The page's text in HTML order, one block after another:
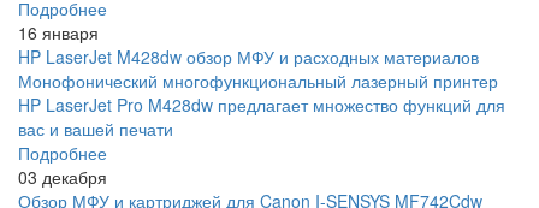
Подробнее
16 января
HP LaserJet M428dw обзор МФУ и расходных материалов
Монофонический многофункциональный лазерный принтер
HP LaserJet Pro M428dw предлагает множество функций для
вас и вашей печати
Подробнее
03 декабря
Обзор МФУ и картриджей для Canon I-SENSYS MF742Cdw